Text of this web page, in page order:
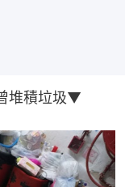
堆積垃圾▼